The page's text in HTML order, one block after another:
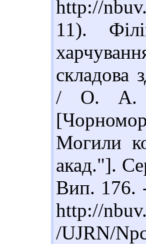
http://
11).
складова
/ О. А.
Могили
акад."].
Вип. 176.
http://
/UJRN/